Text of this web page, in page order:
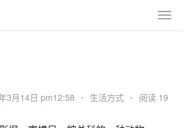
3月14日 pm12:58 • 生活方式 • 阅读 19